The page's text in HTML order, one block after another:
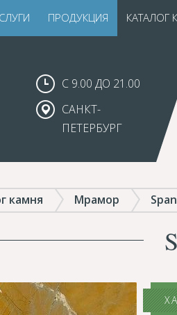
ПРОДУКЦИЯ КАТАЛОГ
С 9.00 ДО 21.00
САНКТ-
ПЕТЕРБУРГ
камня Мрамор